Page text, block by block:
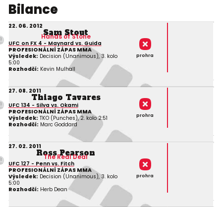
Bilance
22. 06. 2012
Sam Stout
Hands of Stone
UFC on FX 4 - Maynard vs. Guida
PROFESIONÁLNÍ ZÁPAS MMA
Výsledek: Decision (Unanimous), 3. kolo
5:00
Rozhodčí: Kevin Mulhall
prohra
27. 08. 2011
Thiago Tavares
UFC 134 - Silva vs. Okami
PROFESIONÁLNÍ ZÁPAS MMA
Výsledek: TKO (Punches), 2. kolo 2:51
Rozhodčí: Marc Goddard
prohra
27. 02. 2011
Ross Pearson
The Real Deal
UFC 127 - Penn vs. Fitch
PROFESIONÁLNÍ ZÁPAS MMA
Výsledek: Decision (Unanimous), 3. kolo
5:00
Rozhodčí: Herb Dean
prohra